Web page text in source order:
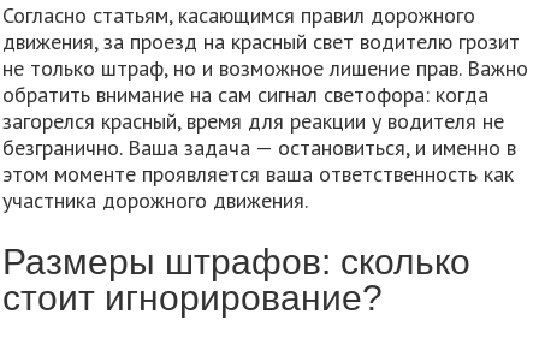
Согласно статьям, касающимся правил дорожного
движения, за проезд на красный свет водителю грозит
не только штраф, но и возможное лишение прав. Важно
обратить внимание на сам сигнал светофора: когда
загорелся красный, время для реакции у водителя не
безгранично. Ваша задача — остановиться, и именно в
этом моменте проявляется ваша ответственность как
участника дорожного движения.
Размеры штрафов: сколько
стоит игнорирование?